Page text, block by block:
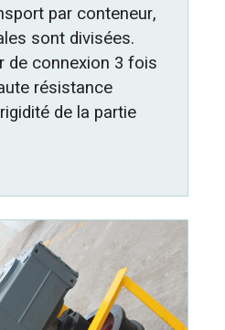
par conteneur,
sont divisées.
de connexion 3 fois
résistance
de la partie